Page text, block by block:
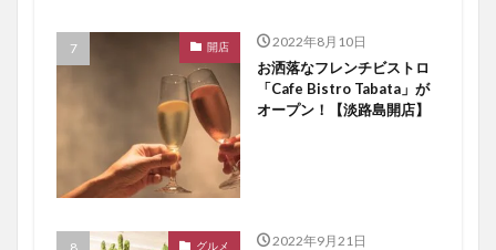
開店 2022年8月10日
お洒落なフレンチビストロ
「Cafe Bistro Tabata」が
オープン！【淡路島開店】
グルメ 2022年9月21日